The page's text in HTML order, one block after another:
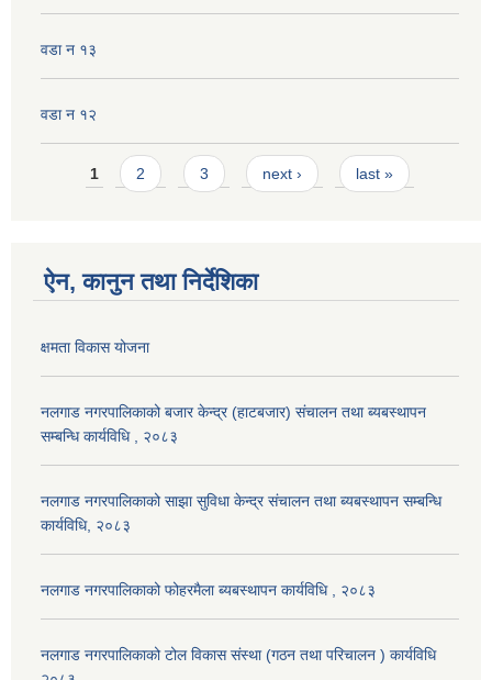
वडा न १३
वडा न १२
Pages
1 2 3 next › last »
ऐन, कानुन तथा निर्देशिका
क्षमता विकास योजना
नलगाड नगरपालिकाको बजार केन्द्र (हाटबजार) संचालन तथा ब्यबस्थापन
सम्बन्धि कार्यविधि , २०८३
नलगाड नगरपालिकाको साझा सुविधा केन्द्र संचालन तथा ब्यबस्थापन सम्बन्धि
कार्यविधि, २०८३
नलगाड नगरपालिकाको फोहरमैला ब्यबस्थापन कार्यविधि , २०८३
नलगाड नगरपालिकाको टोल विकास संस्था (गठन तथा परिचालन ) कार्यविधि